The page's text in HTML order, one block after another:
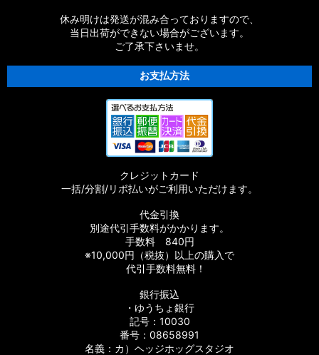
休み明けは発送が混み合っておりますので、
当日出荷ができない場合がございます。
ご了承下さいませ。
お支払方法
クレジットカード
一括/分割/リボ払いがご利用いただけます。
代金引換
別途代引手数料がかかります。
手数料 840円
※10,000円（税抜）以上の購入で
代引手数料無料！
銀行振込
・ゆうちょ銀行
記号：10030
番号：08658991
名義：カ）ヘッジホッグスタジオ